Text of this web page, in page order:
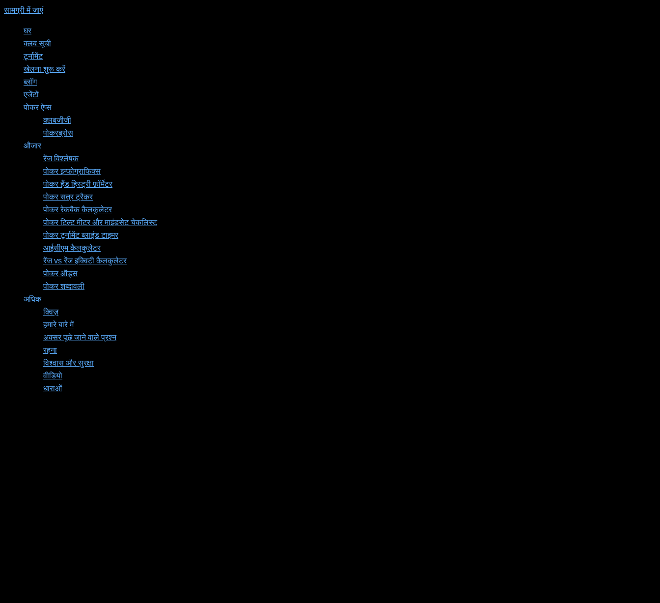
सामग्री में जाएं
घर
क्लब सूची
टूर्नामेंट
खेलना शुरू करें
ब्लॉग
एजेंटों
पोकर ऐप्स
क्लबजीजी
पोकरब्रोस
औजार
रेंज विश्लेषक
पोकर इन्फोग्राफिक्स
पोकर हैंड हिस्ट्री फ़ॉर्मेटर
पोकर सत्र ट्रैकर
पोकर रेकबैक कैलकुलेटर
पोकर टिल्ट मीटर और माइंडसेट चेकलिस्ट
पोकर टूर्नामेंट ब्लाइंड टाइमर
आईसीएम कैलकुलेटर
रेंज vs रेंज इक्विटी कैलकुलेटर
पोकर ऑड्स
पोकर शब्दावली
अधिक
क्विज़
हमारे बारे में
अक्सर पूछे जाने वाले प्रश्न
रहना
विश्वास और सुरक्षा
वीडियो
धाराओं